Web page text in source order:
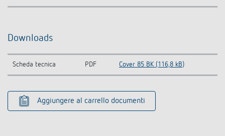
Downloads
Scheda tecnica PDF Cover 85 BK (116,8 kB)
Aggiungere al carrello documenti